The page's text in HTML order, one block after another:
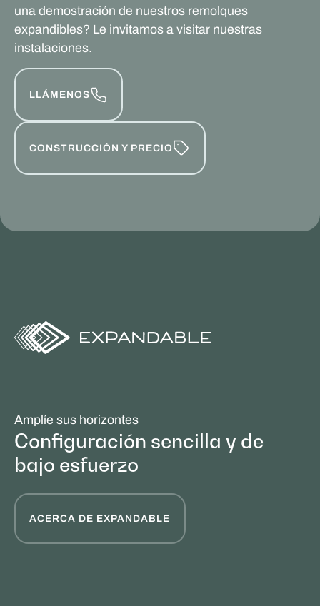
una demostración de nuestros remolques
expandibles? Le invitamos a visitar nuestras
instalaciones.
LLÁMENOS
CONSTRUCCIÓN Y PRECIO
Amplíe sus horizontes
Configuración sencilla y de
bajo esfuerzo
ACERCA DE EXPANDABLE